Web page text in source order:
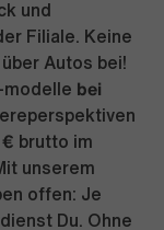
und
Filiale. Keine
Autos bei!
modelle bei
brutto im
unserem
offen: Je
Du. Ohne